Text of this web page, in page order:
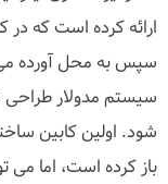
ارائه کرده است که
سپس به محل آورده
سیستم مدولار طراحی
باز کرده است، اما می